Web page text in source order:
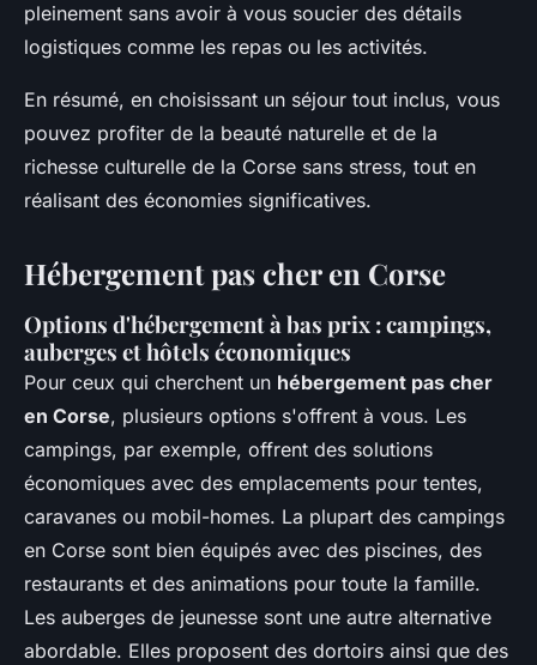
pleinement sans avoir à vous soucier des détails
logistiques comme les repas ou les activités.
En résumé, en choisissant un séjour tout inclus, vous
pouvez profiter de la beauté naturelle et de la
richesse culturelle de la Corse sans stress, tout en
réalisant des économies significatives.
Hébergement pas cher en Corse
Options d'hébergement à bas prix : campings,
auberges et hôtels économiques
Pour ceux qui cherchent un hébergement pas cher
en Corse, plusieurs options s'offrent à vous. Les
campings, par exemple, offrent des solutions
économiques avec des emplacements pour tentes,
caravanes ou mobil-homes. La plupart des campings
en Corse sont bien équipés avec des piscines, des
restaurants et des animations pour toute la famille.
Les auberges de jeunesse sont une autre alternative
abordable. Elles proposent des dortoirs ainsi que des